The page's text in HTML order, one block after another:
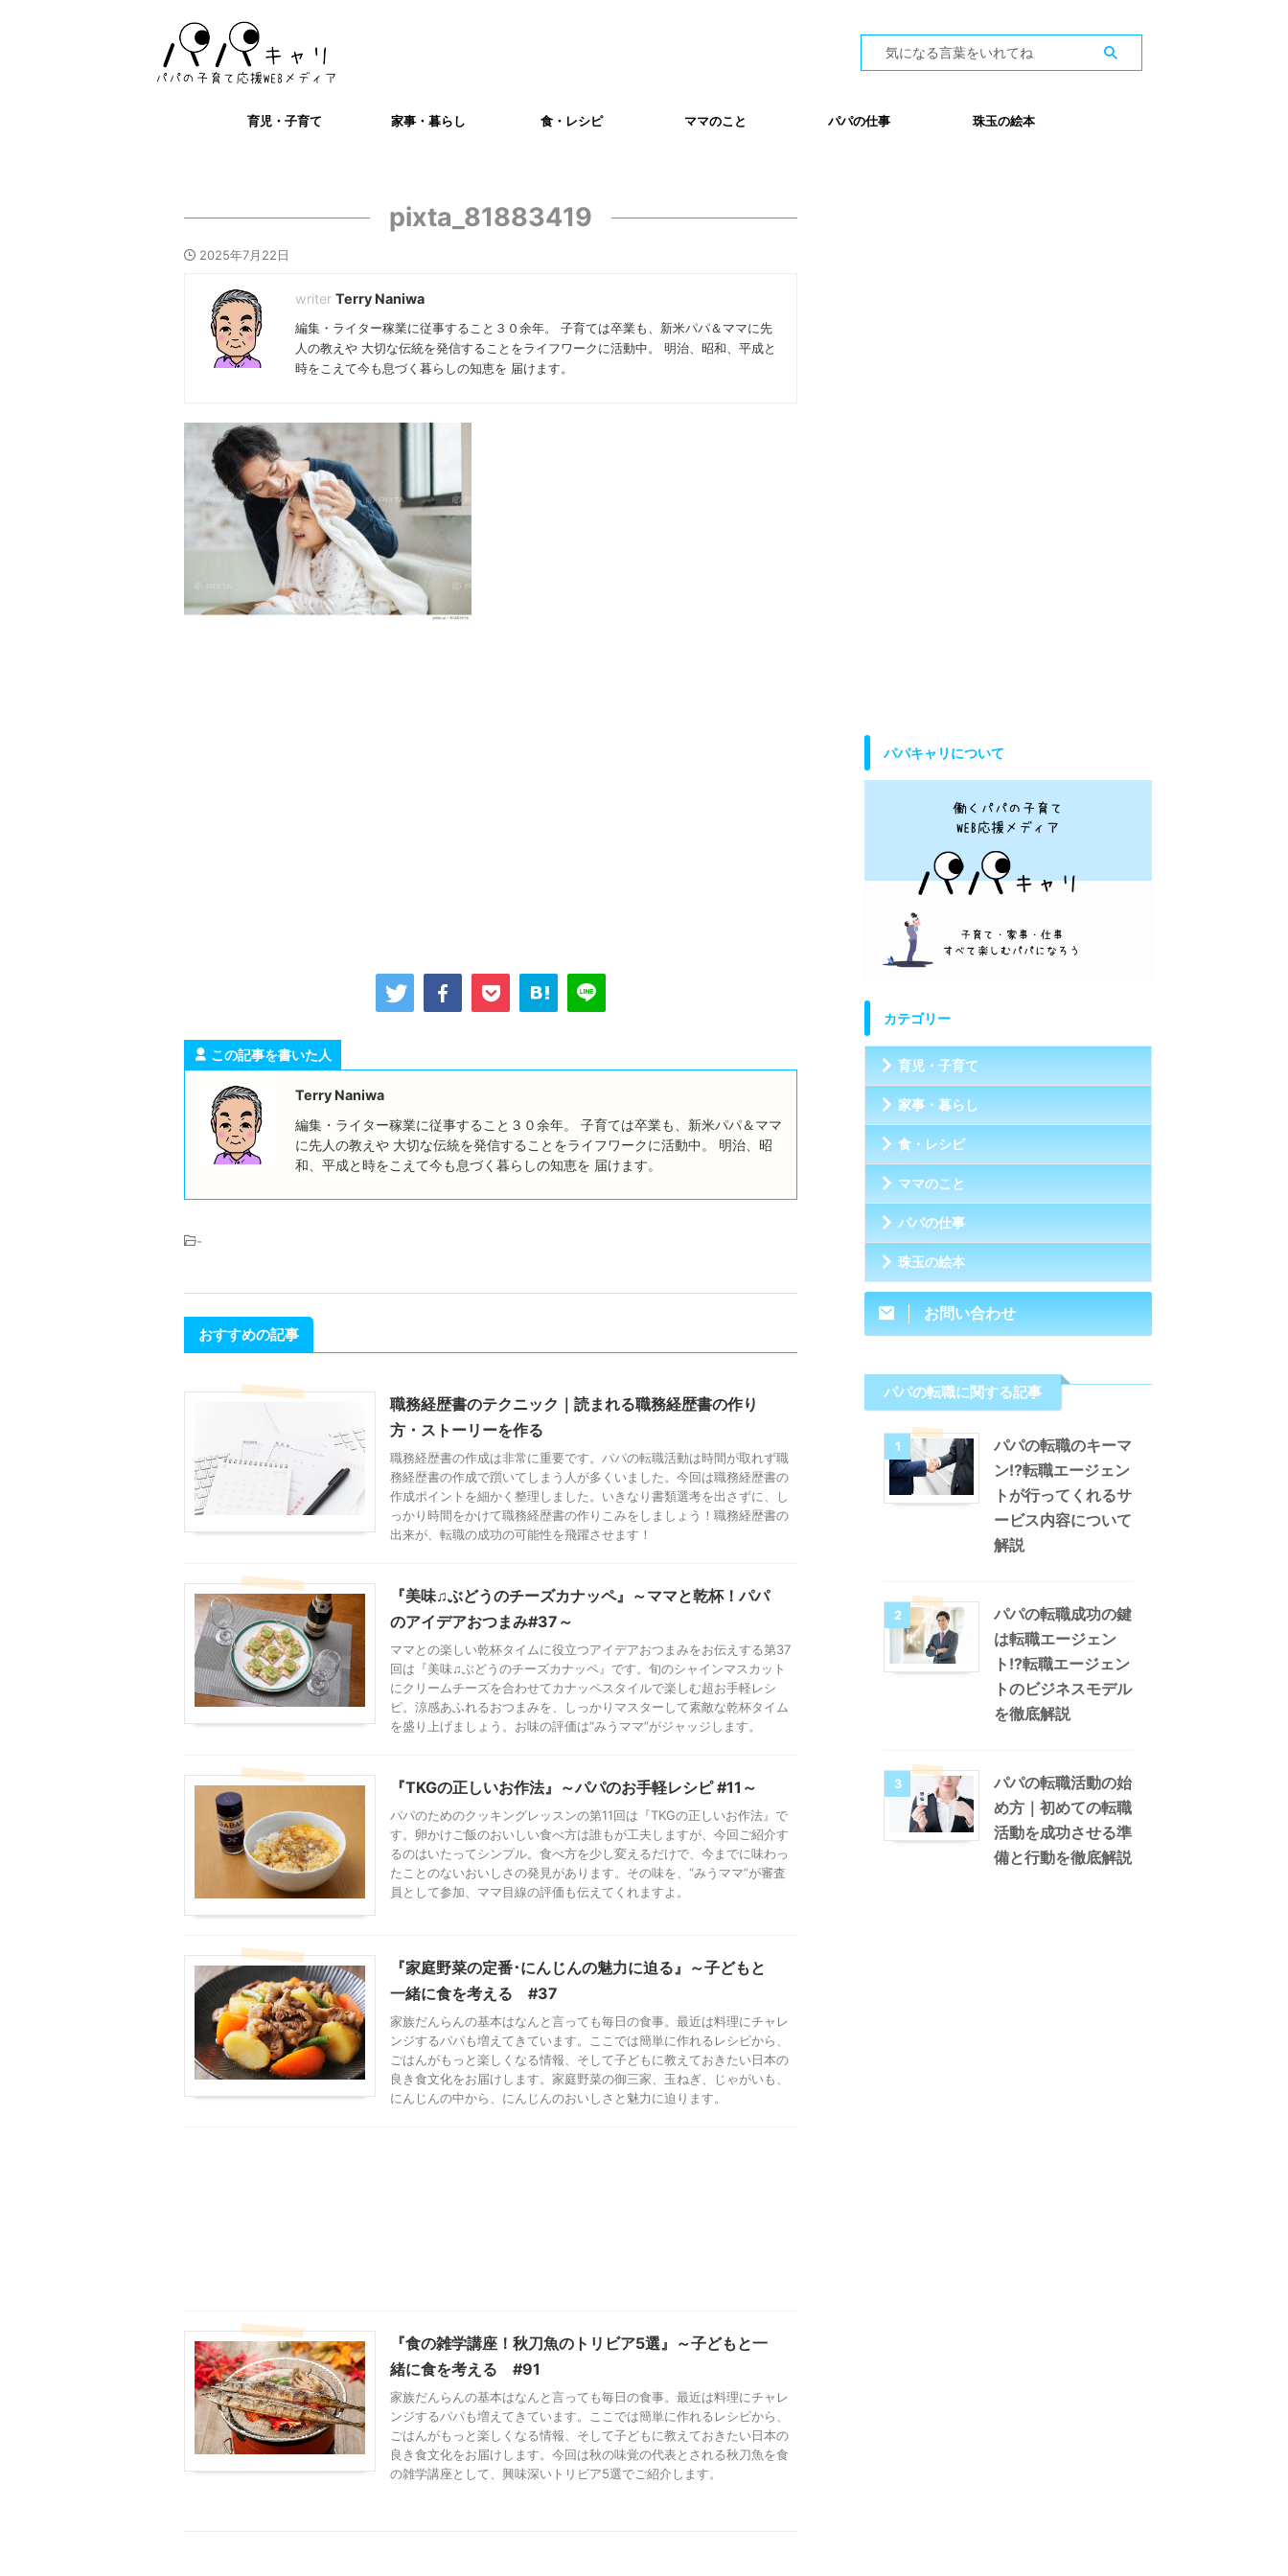
育児・子育て 家事・暮らし 食・レシピ ママのこと パパの仕事 珠玉の絵本
pixta_81883419
2025年7月22日
Terry Naniwa
編集・ライター稼業に従事すること３０余年。 子育ては卒業も、新米パパ＆ママに先
人の教えや 大切な伝統を発信することをライフワークに活動中。 明治、昭和、平成と
時をこえて今も息づく暮らしの知恵を 届けます。
この記事を書いた人
Terry Naniwa
編集・ライター稼業に従事すること３０余年。 子育ては卒業も、新米パパ＆ママ
に先人の教えや 大切な伝統を発信することをライフワークに活動中。 明治、昭
和、平成と時をこえて今も息づく暮らしの知恵を 届けます。
-
おすすめの記事
職務経歴書のテクニック｜読まれる職務経歴書の作り
方・ストーリーを作る
職務経歴書の作成は非常に重要です。パパの転職活動は時間が取れず職
務経歴書の作成で躓いてしまう人が多くいました。今回は職務経歴書の
作成ポイントを細かく整理しました。いきなり書類選考を出さずに、し
っかり時間をかけて職務経歴書の作りこみをしましょう！職務経歴書の
出来が、転職の成功の可能性を飛躍させます！
『美味♫ぶどうのチーズカナッペ』～ママと乾杯！パパ
のアイデアおつまみ#37～
ママとの楽しい乾杯タイムに役立つアイデアおつまみをお伝えする第37
回は『美味♫ぶどうのチーズカナッペ』です。旬のシャインマスカット
にクリームチーズを合わせてカナッペスタイルで楽しむ超お手軽レシ
ピ。涼感あふれるおつまみを、しっかりマスターして素敵な乾杯タイム
を盛り上げましょう。お味の評価は“みうママ”がジャッジします。
『TKGの正しいお作法』～パパのお手軽レシピ #11～
パパのためのクッキングレッスンの第11回は『TKGの正しいお作法』で
す。卵かけご飯のおいしい食べ方は誰もが工夫しますが、今回ご紹介す
るのはいたってシンプル。食べ方を少し変えるだけで、今までに味わっ
たことのないおいしさの発見があります。その味を、“みうママ”が審査
員として参加、ママ目線の評価も伝えてくれますよ。
『家庭野菜の定番･にんじんの魅力に迫る』～子どもと
一緒に食を考える #37
家族だんらんの基本はなんと言っても毎日の食事。最近は料理にチャレ
ンジするパパも増えてきています。ここでは簡単に作れるレシピから、
ごはんがもっと楽しくなる情報、そして子どもに教えておきたい日本の
良き食文化をお届けします。家庭野菜の御三家、玉ねぎ、じゃがいも、
にんじんの中から、にんじんのおいしさと魅力に迫ります。
『食の雑学講座！秋刀魚のトリビア5選』～子どもと一
緒に食を考える #91
家族だんらんの基本はなんと言っても毎日の食事。最近は料理にチャレ
ンジするパパも増えてきています。ここでは簡単に作れるレシピから、
ごはんがもっと楽しくなる情報、そして子どもに教えておきたい日本の
良き食文化をお届けします。今回は秋の味覚の代表とされる秋刀魚を食
の雑学講座として、興味深いトリビア5選でご紹介します。
パパキャリについて
カテゴリー
育児・子育て
家事・暮らし
食・レシピ
ママのこと
パパの仕事
珠玉の絵本
お問い合わせ
パパの転職に関する記事
1
パパの転職のキーマ
ン!?転職エージェン
トが行ってくれるサ
ービス内容について
解説
2
パパの転職成功の鍵
は転職エージェン
ト!?転職エージェン
トのビジネスモデル
を徹底解説
3
パパの転職活動の始
め方｜初めての転職
活動を成功させる準
備と行動を徹底解説